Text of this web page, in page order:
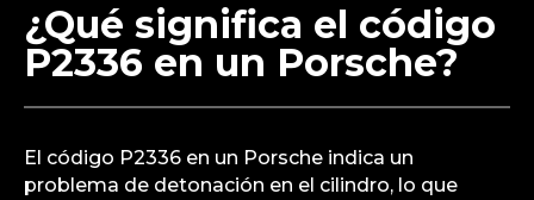
¿Qué significa el código
P2336 en un Porsche?
El código P2336 en un Porsche indica un
problema de detonación en el cilindro, lo que